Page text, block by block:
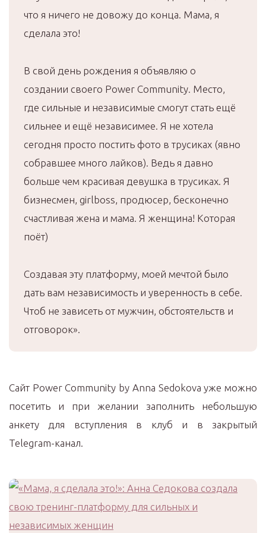
что я ничего не довожу до конца. Мама, я
сделала это!
В свой день рождения я объявляю о
создании своего Power Community. Место,
где сильные и независимые смогут стать ещё
сильнее и ещё независимее. Я не хотела
сегодня просто постить фото в трусиках (явно
собравшее много лайков). Ведь я давно
больше чем красивая девушка в трусиках. Я
бизнесмен, girlboss, продюсер, бесконечно
счастливая жена и мама. Я женщина! Которая
поёт)
Создавая эту платформу, моей мечтой было
дать вам независимость и уверенность в себе.
Чтоб не зависеть от мужчин, обстоятельств и
отговорок».
Сайт Power Community by Anna Sedokova уже можно
посетить и при желании заполнить небольшую
анкету для вступления в клуб и в закрытый
Telegram-канал.